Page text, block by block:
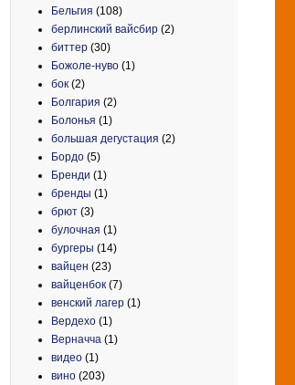
Бельгия (108)
берлинский вайсбир (2)
биттер (30)
Божоле-нуво (1)
бок (2)
Болгария (2)
Болонья (1)
большая дегустация (2)
Бордо (5)
Бренди (1)
бренды (1)
брют (3)
булочная (1)
бургеры (14)
вайцен (23)
вайценбок (7)
венский лагер (1)
Вердехо (1)
Верначча (1)
видео (1)
вино (203)